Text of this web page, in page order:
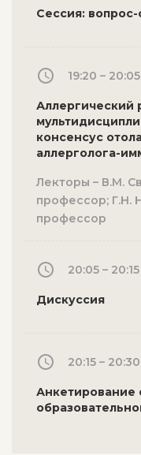
Сессия: вопрос-
19:20 – 20:05
Аллергический
консенсус
аллерголога-
Лекторы – В.М.
профессор; Г.Н.
профессор
20:05 – 20:15
Дискуссия
20:15 – 20:30
Анкетирование